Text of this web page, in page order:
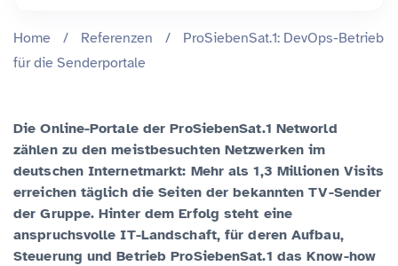
Home / Referenzen /
ProSiebenSat.1: DevOps-Betrieb
für die Senderportale
Die Online-Portale der ProSiebenSat.1 Networld
zählen zu den meistbesuchten Netzwerken im
deutschen Internetmarkt: Mehr als 1,3 Millionen Visits
erreichen täglich die Seiten der bekannten TV-Sender
der Gruppe. Hinter dem Erfolg steht eine
anspruchsvolle IT-Landschaft, für deren Aufbau,
Steuerung und Betrieb ProSiebenSat.1 das Know-how